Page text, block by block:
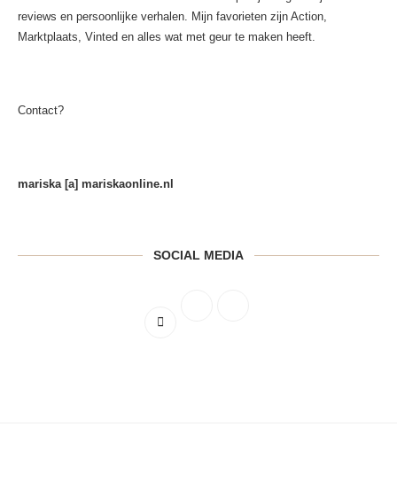
reviews en persoonlijke verhalen. Mijn favorieten zijn Action,
Marktplaats, Vinted en alles wat met geur te maken heeft.
Contact?
mariska [a] mariskaonline.nl
SOCIAL MEDIA